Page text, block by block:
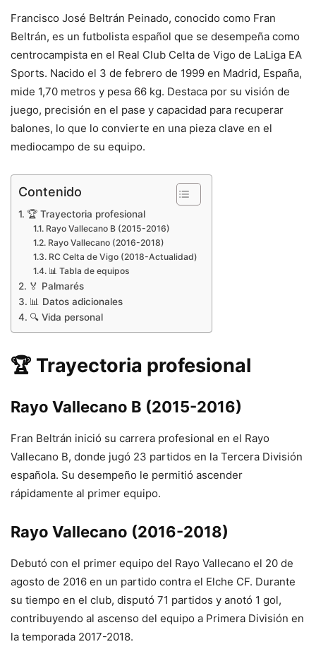
Francisco José Beltrán Peinado, conocido como Fran
Beltrán, es un futbolista español que se desempeña como
centrocampista en el Real Club Celta de Vigo de LaLiga EA
Sports. Nacido el 3 de febrero de 1999 en Madrid, España,
mide 1,70 metros y pesa 66 kg. Destaca por su visión de
juego, precisión en el pase y capacidad para recuperar
balones, lo que lo convierte en una pieza clave en el
mediocampo de su equipo.
Contenido
🏆 Trayectoria profesional
Rayo Vallecano B (2015-2016)
Rayo Vallecano (2016-2018)
RC Celta de Vigo (2018-Actualidad)
📊 Tabla de equipos
🏅 Palmarés
📊 Datos adicionales
🔍 Vida personal
🏆 Trayectoria profesional
Rayo Vallecano B (2015-2016)
Fran Beltrán inició su carrera profesional en el Rayo
Vallecano B, donde jugó 23 partidos en la Tercera División
española. Su desempeño le permitió ascender
rápidamente al primer equipo.
Rayo Vallecano (2016-2018)
Debutó con el primer equipo del Rayo Vallecano el 20 de
agosto de 2016 en un partido contra el Elche CF. Durante
su tiempo en el club, disputó 71 partidos y anotó 1 gol,
contribuyendo al ascenso del equipo a Primera División en
la temporada 2017-2018.